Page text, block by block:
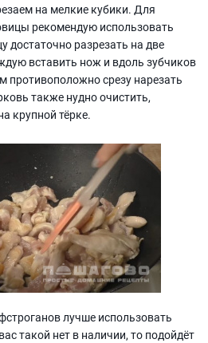
на мелкие кубики. Для
рекомендую использовать
достаточно разрезать на две
вставить нож и вдоль зубчиков
противоположно срезу нарезать
также нудно очистить,
крупной тёрке.
лучше использовать
такой нет в наличии, то подойдёт